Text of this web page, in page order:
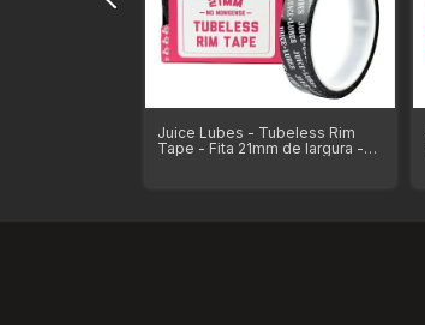
Juice Lubes - Tubeless Rim
Tape - Fita 21mm de largura -